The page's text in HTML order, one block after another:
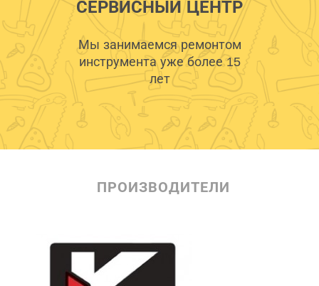
СЕРВИСНЫЙ ЦЕНТР
Мы занимаемся ремонтом
инструмента уже более 15
лет
ПРОИЗВОДИТЕЛИ